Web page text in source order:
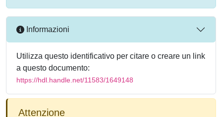
Informazioni
Utilizza questo identificativo per citare o creare un link
a questo documento:
https://hdl.handle.net/11583/1649148
Attenzione